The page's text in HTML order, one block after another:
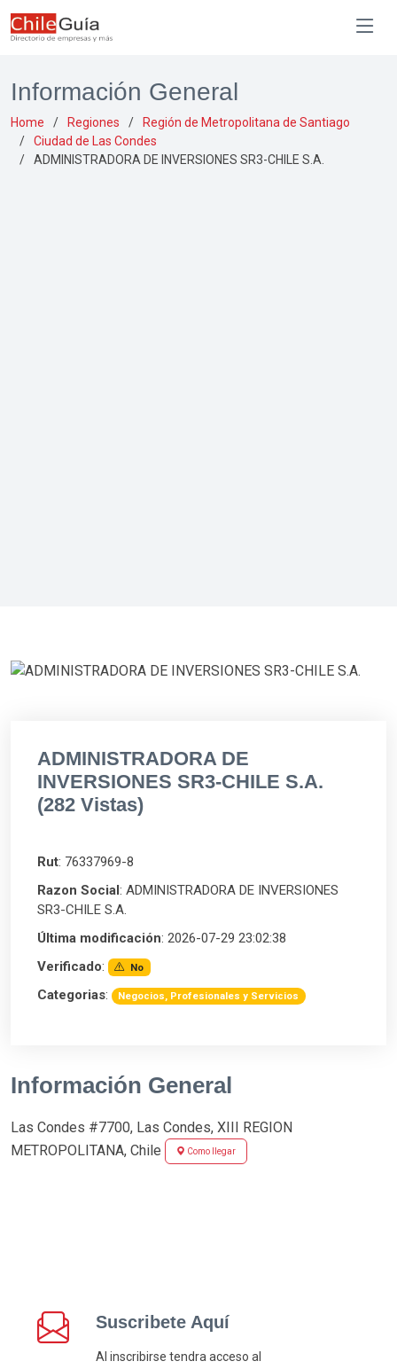
Información General
Home Regiones
Región de Metropolitana de Santiago
Ciudad de Las Condes
ADMINISTRADORA DE INVERSIONES SR3-CHILE S.A.
ADMINISTRADORA DE
INVERSIONES SR3-CHILE S.A.
(282 Vistas)
Rut: 76337969-8
Razon Social: ADMINISTRADORA DE INVERSIONES
SR3-CHILE S.A.
Última modificación: 2026-07-29 23:02:38
Verificado: No
Categorias: Negocios, Profesionales y Servicios
Información General
Las Condes #7700, Las Condes, XIII REGION
METROPOLITANA, Chile
Como llegar
Suscribete Aquí
Al inscribirse tendra acceso al